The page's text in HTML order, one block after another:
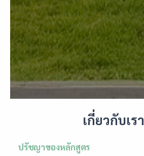
เกี่ยวกับเรา
ปรัชญาของหลักสูตร